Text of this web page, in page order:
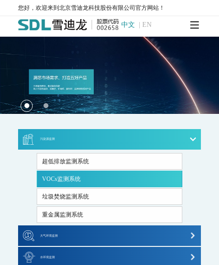
您好，欢迎来到北京雪迪龙科技股份有限公司官方网站！
中文 | EN
MODEL 2430-高精度光散射法环境空气颗粒物监测仪
SDL 1006-颗粒物全流程校验系统
AQMS-900C-PM₁₀-颗粒物PM₁₀监测仪
T1100-紫外荧光法二氧化硫分析仪
T1100-H₂S-紫外荧光法硫化氢分析仪
T1200-化学发光法氮氧化物分析仪
T1200-NH₃-化学发光法氨气分析仪
T1200-NOy-NOy分析仪
T1300-气体滤波相关红外吸收法一氧化碳分析仪
T1400-紫外吸收法臭氧分析仪
T1700-动态校准仪 M1001-零气发生器
大气网格化监测系统
AQMS-900C-PM₂.₅-户外型颗粒物PM₂.₅自动监测系统
MODEL 2130-扬尘在线监测系统
MODEL 2630-II-环境噪声自动监测仪
MODEL 2630-环境噪声自动监测仪
AQMS-900TE-交通污染溯源在线监测系统
大气VOCs监测系统
AQMS-900VI/VII-环境空气非甲烷总烃在线监测系统
AQMS-900VF-环境空气甲醛在线监测系统
大气走航监测车
污染源监测
超低排放监测系统
VOCs监测系统
垃圾焚烧监测系统
重金属监测系统
大气环境监测
大气标准站
水环境监测